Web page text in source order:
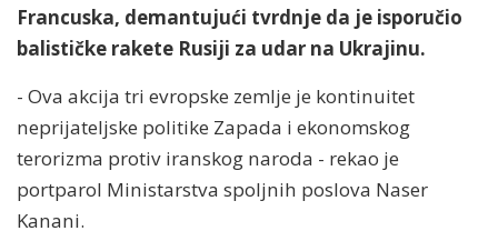
Francuska, demantujući tvrdnje da je isporučio
balističke rakete Rusiji za udar na Ukrajinu.
- Ova akcija tri evropske zemlje je kontinuitet
neprijateljske politike Zapada i ekonomskog
terorizma protiv iranskog naroda - rekao je
portparol Ministarstva spoljnih poslova Naser
Kanani.